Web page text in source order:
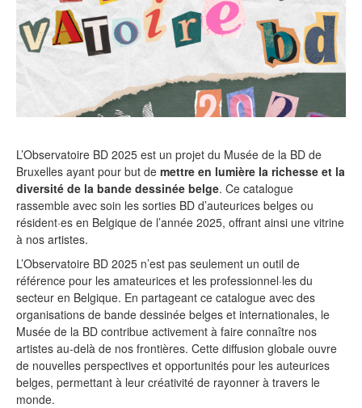
L’Observatoire BD 2025 est un projet du Musée de la BD de
Bruxelles ayant pour but de mettre en lumière la richesse et la
diversité de la bande dessinée belge. Ce catalogue
rassemble avec soin les sorties BD d’auteurices belges ou
résident·es en Belgique de l’année 2025, offrant ainsi une vitrine
à nos artistes.
L’Observatoire BD 2025 n’est pas seulement un outil de
référence pour les amateurices et les professionnel·les du
secteur en Belgique. En partageant ce catalogue avec des
organisations de bande dessinée belges et internationales, le
Musée de la BD contribue activement à faire connaître nos
artistes au-delà de nos frontières. Cette diffusion globale ouvre
de nouvelles perspectives et opportunités pour les auteurices
belges, permettant à leur créativité de rayonner à travers le
monde.